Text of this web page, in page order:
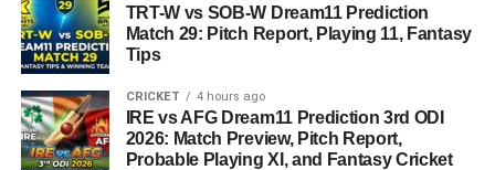
TRT-W vs SOB-W Dream11 Prediction
Match 29: Pitch Report, Playing 11, Fantasy
Tips
CRICKET 4 hours ago
IRE vs AFG Dream11 Prediction 3rd ODI
2026: Match Preview, Pitch Report,
Probable Playing XI, and Fantasy Cricket